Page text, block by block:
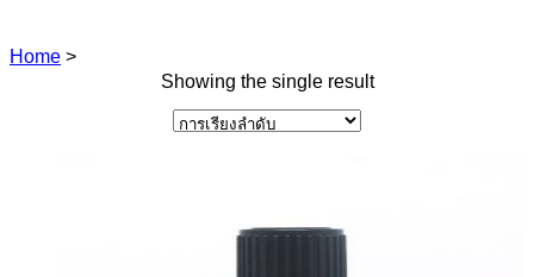
Home >
Showing the single result